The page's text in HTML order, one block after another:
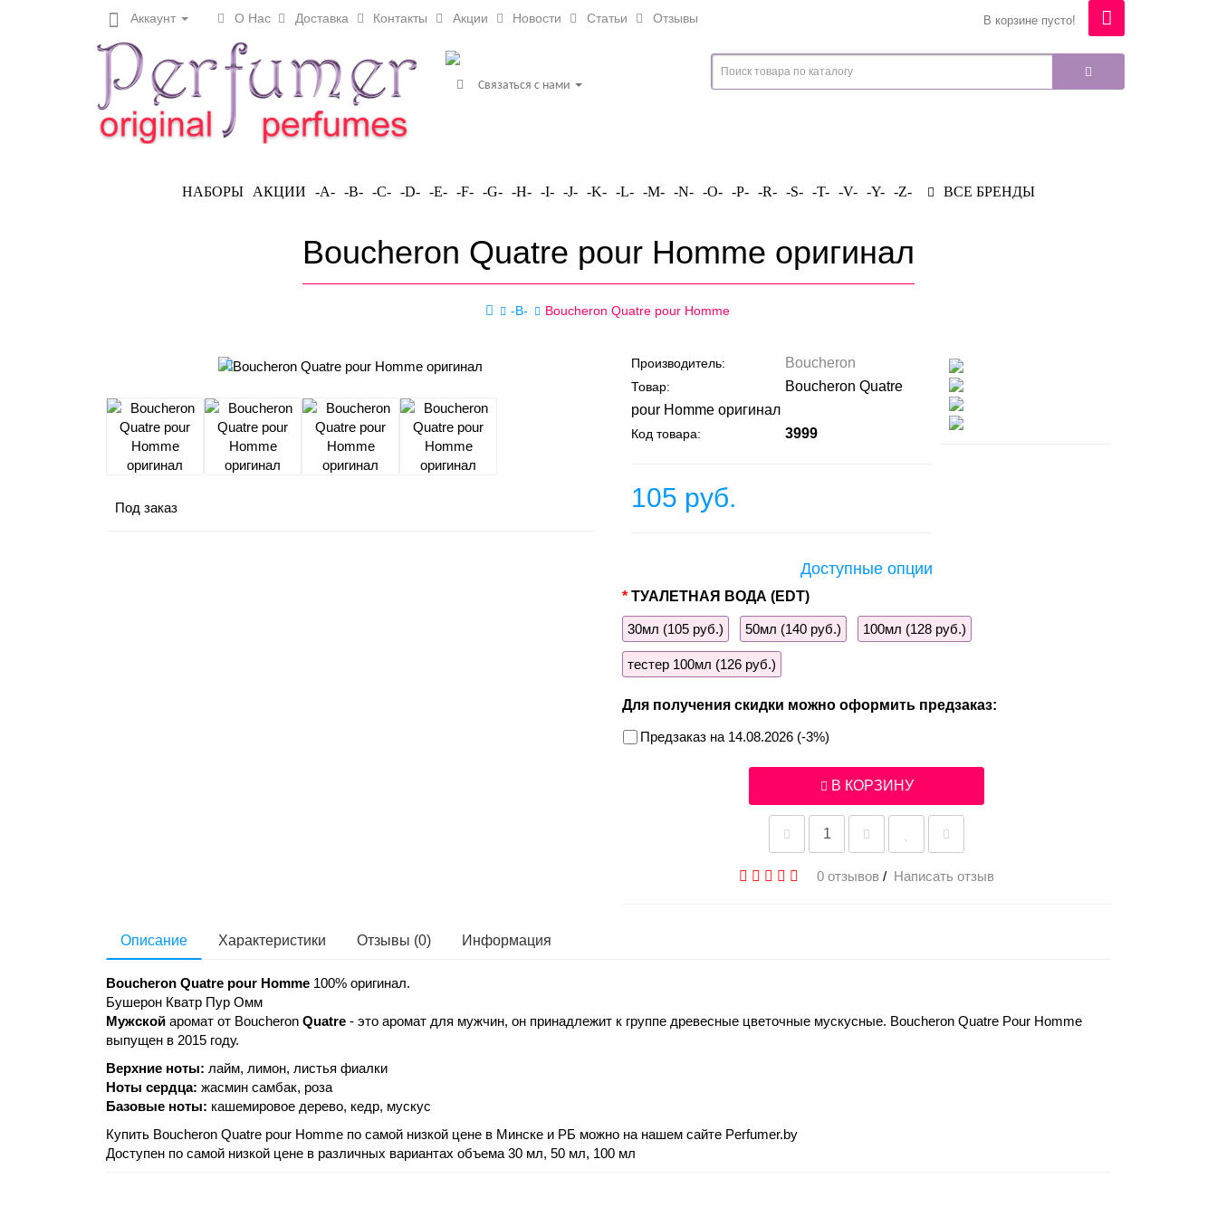
Аккаунт О Нас Доставка Контакты Акции Новости Статьи Отзывы В корзине пусто!
Связаться с нами
НАБОРЫ АКЦИИ -A- -B- -C- -D- -E- -F- -G- -H- -I- -J- -K- -L- -M- -N- -O- -P- -R- -S- -T- -V- -Y- -Z- ВСЕ БРЕНДЫ
Boucheron Quatre pour Homme оригинал
-B- Boucheron Quatre pour Homme
Под заказ
Производитель: Boucheron
Товар:
Boucheron Quatre
pour Homme оригинал
Код товара: 3999
105 руб.
Доступные опции
ТУАЛЕТНАЯ ВОДА (EDT)
30мл (105 руб.) 50мл (140 руб.) 100мл (128 руб.)
тестер 100мл (126 руб.)
Для получения скидки можно оформить предзаказ:
Предзаказ на 14.08.2026 (-3%)
В КОРЗИНУ
0 отзывов / Написать отзыв
Описание Характеристики Отзывы (0) Информация
Boucheron Quatre pour Homme 100% оригинал.
Бушерон Кватр Пур Омм
Мужской аромат от Boucheron Quatre - это аромат для мужчин, он принадлежит к группе древесные цветочные мускусные. Boucheron Quatre Pour Homme
выпущен в 2015 году.
Верхние ноты: лайм, лимон, листья фиалки
Ноты сердца: жасмин самбак, роза
Базовые ноты: кашемировое дерево, кедр, мускус
Купить Boucheron Quatre pour Homme по самой низкой цене в Минске и РБ можно на нашем сайте Perfumer.by
Доступен по самой низкой цене в различных вариантах объема 30 мл, 50 мл, 100 мл